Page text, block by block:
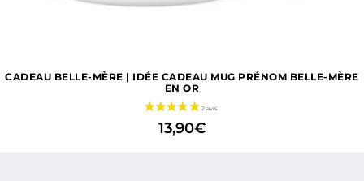
CADEAU BELLE-MÈRE | IDÉE CADEAU MUG PRÉNOM BELLE-MÈRE
EN OR
13,90€